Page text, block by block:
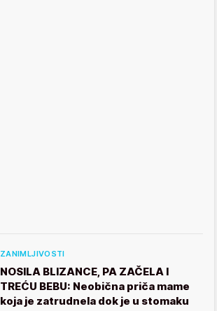
ZANIMLJIVOSTI
NOSILA BLIZANCE, PA ZAČELA I
TREĆU BEBU: Neobična priča mame
koja je zatrudnela dok je u stomaku